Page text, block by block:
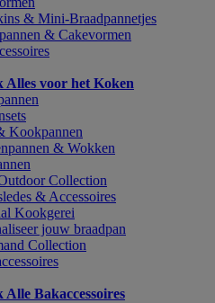
& Mini-Braadpannetjes
& Cakevormen
Alles voor het Koken
Kookpannen
& Wokken
Collection
& Accessoires
Kookgerei
jouw braadpan
Collection
Alle Bakaccessoires